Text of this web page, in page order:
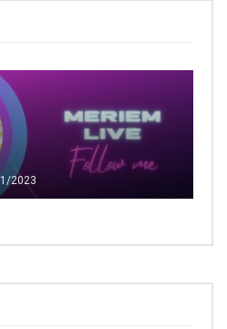
2023